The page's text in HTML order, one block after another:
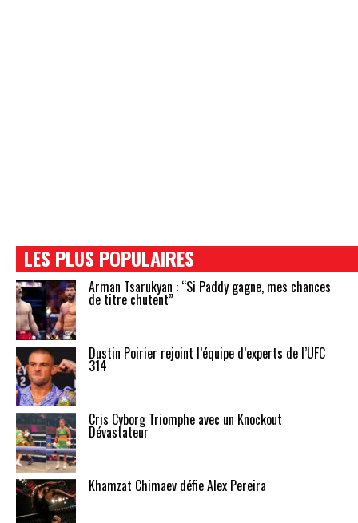
LES PLUS POPULAIRES
Arman Tsarukyan : “Si Paddy gagne, mes chances
de titre chutent”
Dustin Poirier rejoint l’équipe d’experts de l’UFC
314
Cris Cyborg Triomphe avec un Knockout
Dévastateur
Khamzat Chimaev défie Alex Pereira